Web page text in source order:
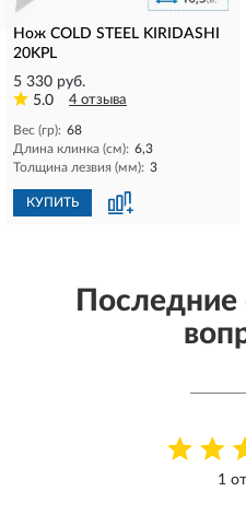
Нож COLD STEEL KIRIDASHI
20KPL
5 330 руб.
5.0
4 отзыва
Вес (гр): 68
Длина клинка (см): 6,3
Толщина лезвия (мм): 3
КУПИТЬ
1